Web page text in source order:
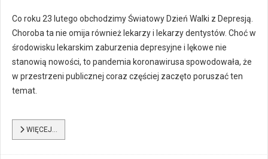
Co roku 23 lutego obchodzimy Światowy Dzień Walki z Depresją.
Choroba ta nie omija również lekarzy i lekarzy dentystów. Choć w
środowisku lekarskim zaburzenia depresyjne i lękowe nie
stanowią nowości, to pandemia koronawirusa spowodowała, że
w przestrzeni publicznej coraz częściej zaczęto poruszać ten
temat.
WIĘCEJ…